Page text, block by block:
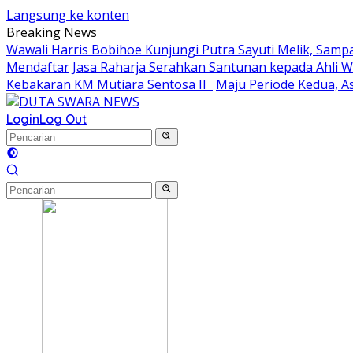
Langsung ke konten
Breaking News
Wawali Harris Bobihoe Kunjungi Putra Sayuti Melik,
Mendaftar Jasa Raharja Serahkan Santunan kepada Ahli
Kebakaran KM Mutiara Sentosa II
Maju Periode Kedua,
LoginLog Out